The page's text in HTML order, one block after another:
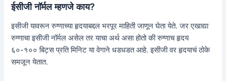
ईसीजी नॉर्मल म्हणजे काय?
इसीजी यावरून रुग्णाच्या हृदयाबद्दल भरपूर माहिती जाणून घेता येते. जर एखाद्या
रुग्णाचा इसीजी नॉर्मल असेल तर याचा अर्थ असा होतो की रुग्णाच हृदय
६०-१०० बिट्स प्रति मिनिट या वेगाने धडधडत आहे. इसीजी वर हृदयाचं ठोके
समजून येतात.